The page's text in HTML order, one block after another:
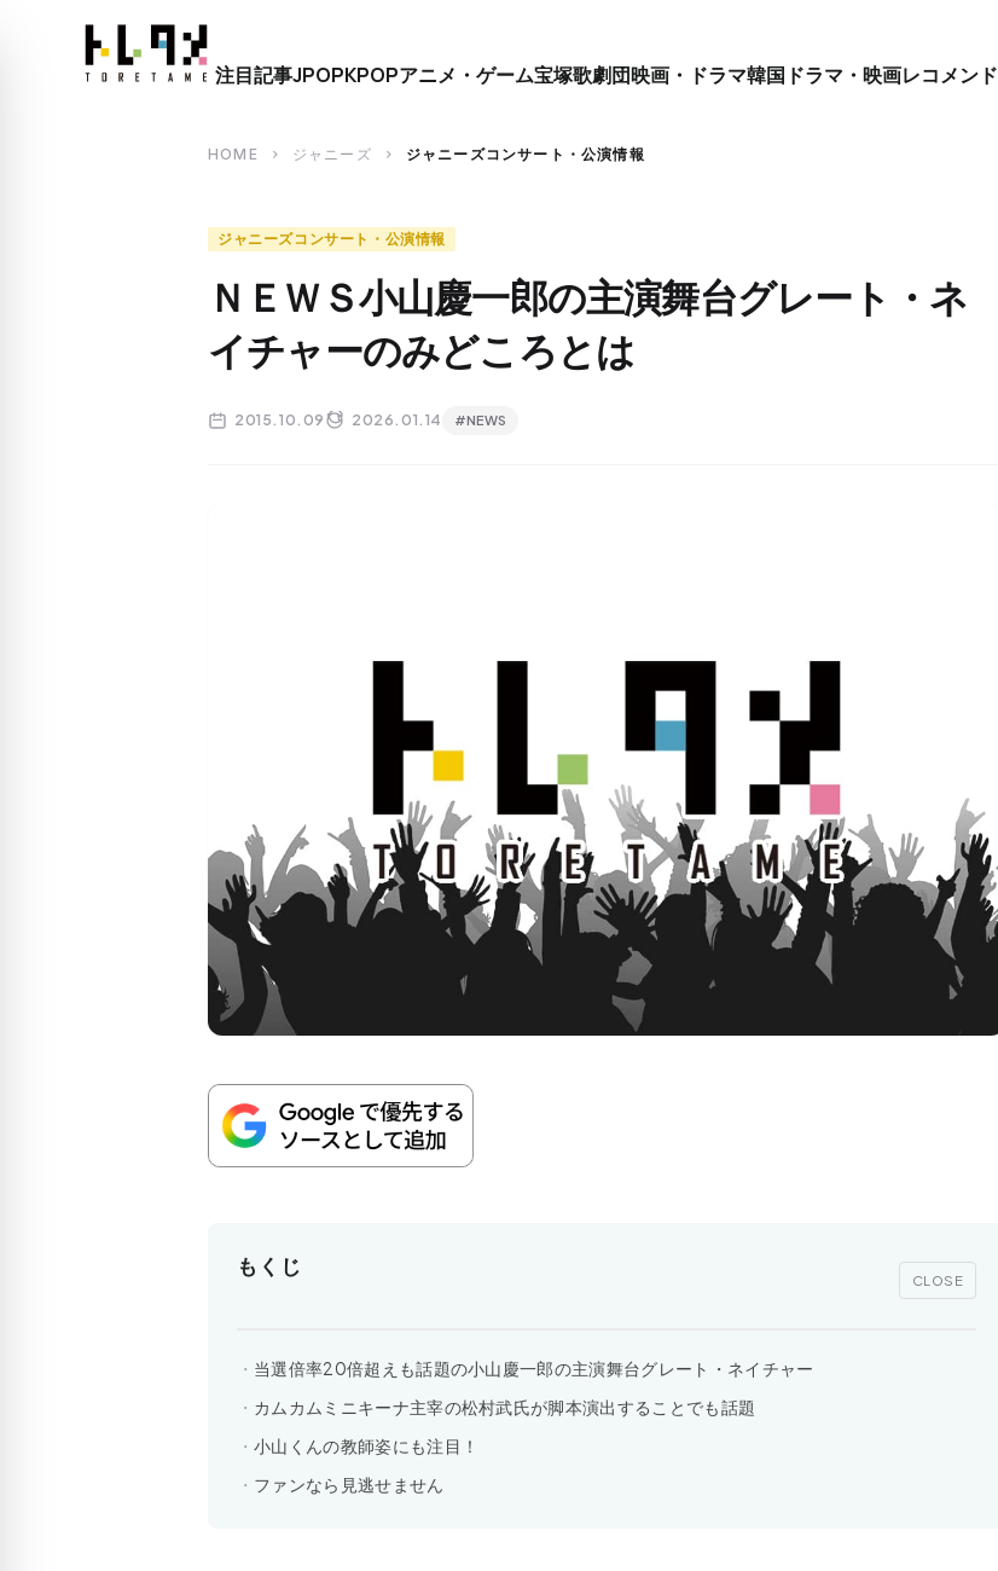
close
注目記事JPOPKPOPアニメ・ゲーム宝塚歌劇団映画・ドラマ韓国ドラマ・映画レコメンド
HOME chevron_right ジャニーズ chevron_right ジャニーズコンサート・公演情報
ジャニーズコンサート・公演情報
ＮＥＷＳ小山慶一郎の主演舞台グレート・ネ
イチャーのみどころとは
2015.10.09 2026.01.14 #NEWS
もくじ
CLOSE
当選倍率20倍超えも話題の小山慶一郎の主演舞台グレート・ネイチャー
カムカムミニキーナ主宰の松村武氏が脚本演出することでも話題
小山くんの教師姿にも注目！
ファンなら見逃せません